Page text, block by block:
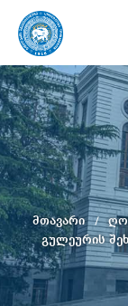
მთავარი
გულეურის